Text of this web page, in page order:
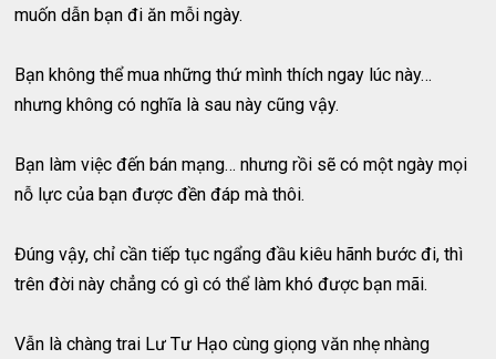
muốn dẫn bạn đi ăn mỗi ngày.
Bạn không thể mua những thứ mình thích ngay lúc này…
nhưng không có nghĩa là sau này cũng vậy.
Bạn làm việc đến bán mạng… nhưng rồi sẽ có một ngày mọi
nỗ lực của bạn được đền đáp mà thôi.
Đúng vậy, chỉ cần tiếp tục ngẩng đầu kiêu hãnh bước đi, thì
trên đời này chẳng có gì có thể làm khó được bạn mãi.
Vẫn là chàng trai Lư Tư Hạo cùng giọng văn nhẹ nhàng